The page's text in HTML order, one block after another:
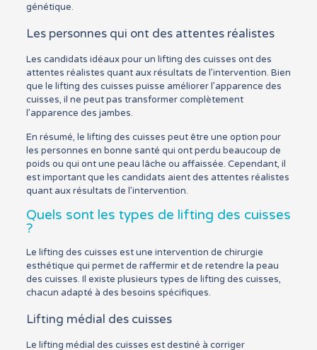
génétique.
Les personnes qui ont des attentes réalistes
Les candidats idéaux pour un lifting des cuisses ont des
attentes réalistes quant aux résultats de l’intervention. Bien
que le lifting des cuisses puisse améliorer l’apparence des
cuisses, il ne peut pas transformer complètement
l’apparence des jambes.
En résumé, le lifting des cuisses peut être une option pour
les personnes en bonne santé qui ont perdu beaucoup de
poids ou qui ont une peau lâche ou affaissée. Cependant, il
est important que les candidats aient des attentes réalistes
quant aux résultats de l’intervention.
Quels sont les types de lifting des cuisses
?
Le lifting des cuisses est une intervention de chirurgie
esthétique qui permet de raffermir et de retendre la peau
des cuisses. Il existe plusieurs types de lifting des cuisses,
chacun adapté à des besoins spécifiques.
Lifting médial des cuisses
Le lifting médial des cuisses est destiné à corriger